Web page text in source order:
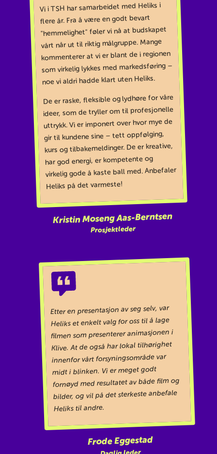
Vi i TSH har samarbeidet med Heliks i
flere år. Fra å være en godt bevart
"hemmelighet" føler vi nå at budskapet
vårt når ut til riktig målgruppe. Mange
kommenterer at vi er blant de i regionen
som virkelig lykkes med markedsføring –
noe vi aldri hadde klart uten Heliks.
De er raske, fleksible og lydhøre for våre
ideer, som de tryller om til profesjonelle
uttrykk. Vi er imponert over hvor mye de
gir til kundene sine – tett oppfølging,
kurs og tilbakemeldinger. De er kreative,
har god energi, er kompetente og
virkelig gode å kaste ball med. Anbefaler
Heliks på det varmeste!
Kristin Moseng Aas-Berntsen
Prosjektleder
Etter en presentasjon av seg selv, var
Heliks et enkelt valg for oss til å lage
filmen som presenterer animasjonen i
Klive. At de også har lokal tilhørighet
innenfor vårt forsyningsområde var
midt i blinken. Vi er meget godt
fornøyd med resultatet av både film og
bilder, og vil på det sterkeste anbefale
Heliks til andre.
Frode Eggestad